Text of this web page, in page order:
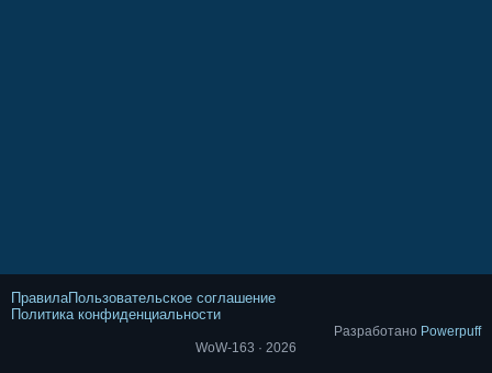
ПравилаПользовательское соглашение
Политика конфиденциальности
Разработано Powerpuff
WoW-163 · 2026